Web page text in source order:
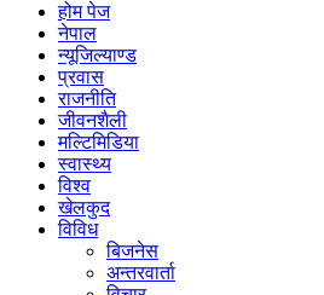
होम पेज
नेपाल
न्यूजिल्याण्ड
प्रवास
राजनीति
जीवनशैली
मल्टिमिडिया
स्वास्थ्य
विश्व
खेलकुद
विविध
बिजनेस
अन्तरवार्ता